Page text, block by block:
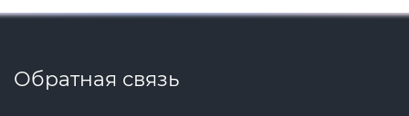
Обратная связь